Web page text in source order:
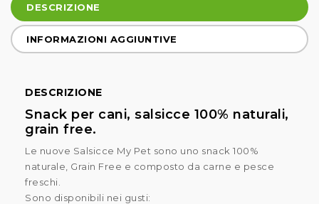
DESCRIZIONE
INFORMAZIONI AGGIUNTIVE
DESCRIZIONE
Snack per cani, salsicce 100% naturali,
grain free.
Le nuove Salsicce My Pet sono uno snack 100%
naturale, Grain Free e composto da carne e pesce
freschi.
Sono disponibili nei gusti: